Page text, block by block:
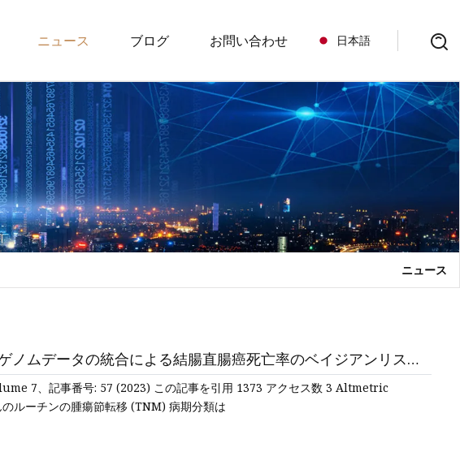
ジ
ーボルト
ナーブレース
出しスライド
キャッチとドアクローザー
イドとブラケット
ニュース ブログ お問い合わせ 日本語
ニュース
ノムデータの統合による結腸直腸癌死亡率のベイジアンリスク
7、記事番号: 57 (2023) この記事を引用 1373 アクセス数 3 Altmetric
ルーチンの腫瘍節転移 (TNM) 病期分類は